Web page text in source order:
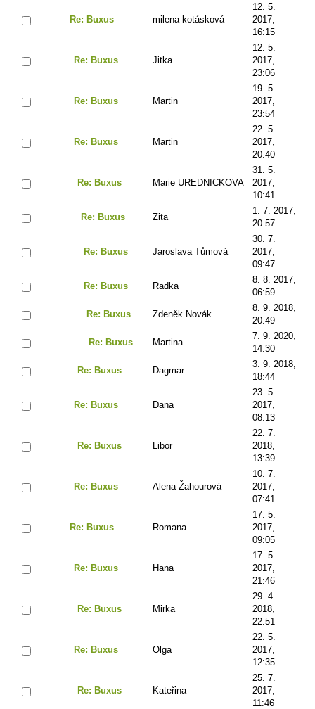
Re: Buxus milena kotásková
12. 5.
2017,
16:15
Re: Buxus Jitka
12. 5.
2017,
23:06
Re: Buxus Martin
19. 5.
2017,
23:54
Re: Buxus Martin
22. 5.
2017,
20:40
Re: Buxus Marie UREDNICKOVA
31. 5.
2017,
10:41
Re: Buxus Zita
1. 7. 2017,
20:57
Re: Buxus Jaroslava Tůmová
30. 7.
2017,
09:47
Re: Buxus Radka
8. 8. 2017,
06:59
Re: Buxus Zdeněk Novák
8. 9. 2018,
20:49
Re: Buxus Martina
7. 9. 2020,
14:30
Re: Buxus Dagmar
3. 9. 2018,
18:44
Re: Buxus Dana
23. 5.
2017,
08:13
Re: Buxus Libor
22. 7.
2018,
13:39
Re: Buxus Alena Žahourová
10. 7.
2017,
07:41
Re: Buxus Romana
17. 5.
2017,
09:05
Re: Buxus Hana
17. 5.
2017,
21:46
Re: Buxus Mirka
29. 4.
2018,
22:51
Re: Buxus Olga
22. 5.
2017,
12:35
Re: Buxus Kateřina
25. 7.
2017,
11:46